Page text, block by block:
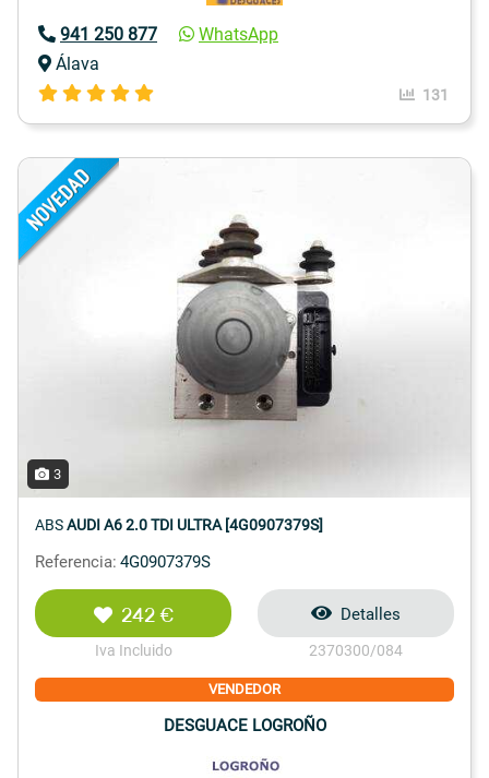
941 250 877
WhatsApp
Álava
131
3
ABSAUDI A6 2.0 TDI ULTRA [4G0907379S]
Referencia: 4G0907379S
242 €
Iva Incluido
Detalles
2370300/084
VENDEDOR
DESGUACE LOGROÑO